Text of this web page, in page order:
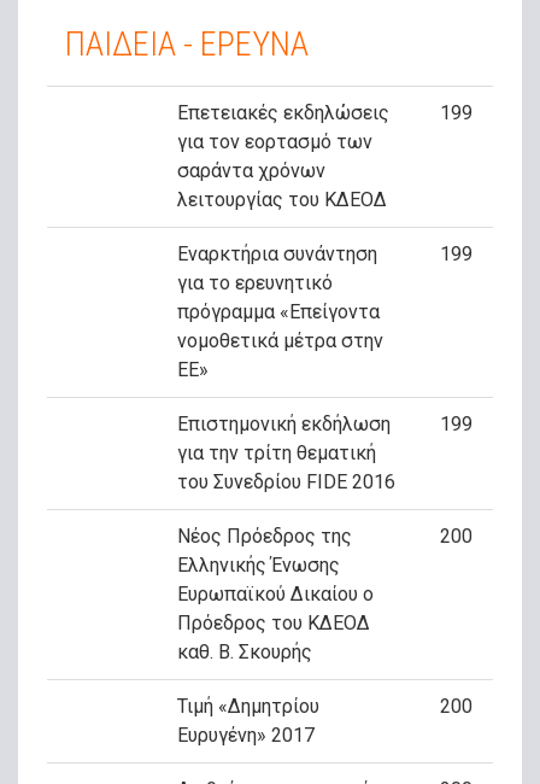
ΠΑΙΔΕΙΑ - ΕΡΕΥΝΑ
Επετειακές εκδηλώσεις
για τον εορτασμό των
σαράντα χρόνων
λειτουργίας του ΚΔΕΟΔ
199
Εναρκτήρια συνάντηση
για το ερευνητικό
πρόγραμμα «Επείγοντα
νομοθετικά μέτρα στην
ΕΕ»
199
Επιστημονική εκδήλωση
για την τρίτη θεματική
του Συνεδρίου FIDE 2016
199
Νέος Πρόεδρος της
Ελληνικής Ένωσης
Ευρωπαϊκού Δικαίου ο
Πρόεδρος του ΚΔΕΟΔ
καθ. Β. Σκουρής
200
Τιμή «Δημητρίου
Ευρυγένη» 2017
200